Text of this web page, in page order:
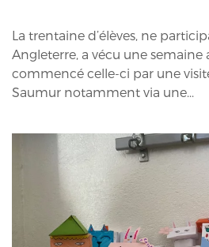
La trentaine d’élèves, ne
Angleterre, a vécu une semaine
commencé celle-ci par une
Saumur notamment via une...